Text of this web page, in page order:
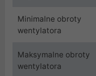
Minimalne obroty
wentylatora
Maksymalne obroty
wentylatora